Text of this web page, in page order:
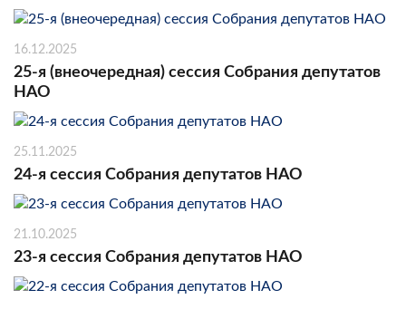
16.12.2025
25-я (внеочередная) сессия Собрания депутатов
НАО
25.11.2025
24-я сессия Собрания депутатов НАО
21.10.2025
23-я сессия Собрания депутатов НАО